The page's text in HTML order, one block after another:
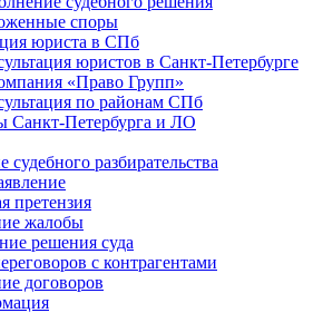
споры
юриста в СПб
юристов в Санкт-Петербурге
«Право Групп»
по районам СПб
Санкт-Петербурга и ЛО
разбирательства
претензия
жалобы
решения суда
с контрагентами
договоров